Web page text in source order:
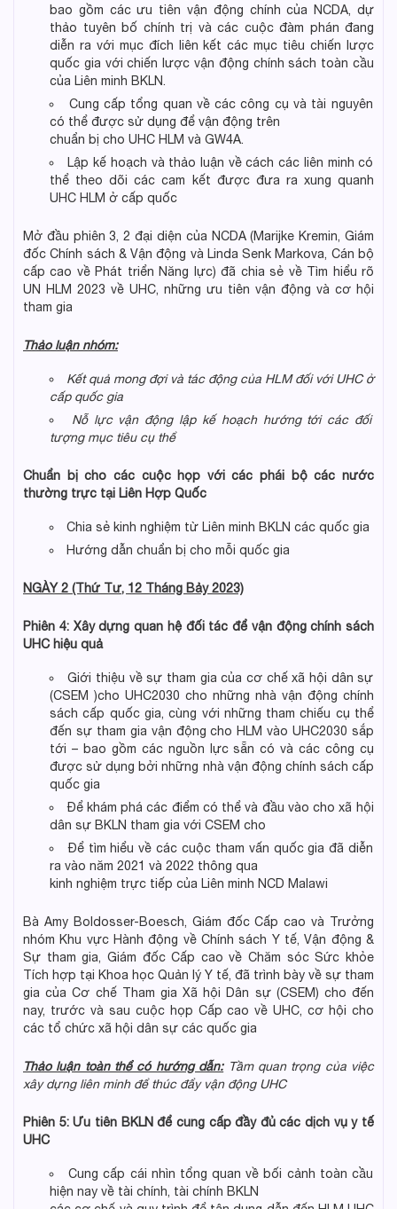
bao gồm các ưu tiên vận động chính của NCDA, dự
thảo tuyên bố chính trị và các cuộc đàm phán đang
diễn ra với mục đích liên kết các mục tiêu chiến lược
quốc gia với chiến lược vận động chính sách toàn cầu
của Liên minh BKLN.
Cung cấp tổng quan về các công cụ và tài nguyên
có thể được sử dụng để vận động trên
chuẩn bị cho UHC HLM và GW4A.
Lập kế hoạch và thảo luận về cách các liên minh có
thể theo dõi các cam kết được đưa ra xung quanh
UHC HLM ở cấp quốc
Mở đầu phiên 3, 2 đại diện của NCDA (Marijke Kremin, Giám
đốc Chính sách & Vận động và Linda Senk Markova, Cán bộ
cấp cao về Phát triển Năng lực) đã chia sẻ về Tìm hiểu rõ
UN HLM 2023 về UHC, những ưu tiên vận động và cơ hội
tham gia
Thảo luận nhóm:
Kếtquả mong đợi và tác động của HLM đối với UHC ở
cấp quốc gia
Nỗ lực vận độnglập kế hoạch hướng tới các đối
tượng mục tiêu cụ thể
Chuẩn bị cho các cuộc họp với các phái bộcácnước
thường trực tại Liên Hợp Quốc
Chia sẻ kinh nghiệm từ Liên minh BKLN các quốc gia
Hướng dẫn chuẩn bị cho mỗi quốc gia
NGÀY 2 (Thứ Tư, 12 Tháng Bảy 2023)
Phiên 4: Xây dựng quan hệ đối tác để vận động chính sách
UHC hiệu quả
Giới thiệu về sự tham gia của cơ chế xã hội dân sự
(CSEM )cho UHC2030 cho những nhà vận động chính
sách cấp quốc gia, cùng với những tham chiếu cụ thể
đến sự tham gia vận động cho HLM vào UHC2030 sắp
tới – bao gồm các nguồn lực sẵn có và các công cụ
được sử dụng bởi những nhà vận động chính sách cấp
quốc gia
Để khám phá các điểm có thể và đầu vào cho xã hội
dân sự BKLN tham gia với CSEM cho
Để tìm hiểu về các cuộc tham vấn quốc gia đã diễn
ra vào năm 2021 và 2022 thông qua
kinh nghiệm trực tiếp của Liên minh NCD Malawi
Bà Amy Boldosser-Boesch, Giám đốc Cấp cao và Trưởng
nhóm Khu vực Hành động về Chính sách Y tế, Vận động &
Sự tham gia, Giám đốc Cấp cao về Chăm sóc Sức khỏe
Tích hợp tại Khoa học Quản lý Y tế, đã trình bày về sự tham
gia của Cơ chế Tham gia Xã hội Dân sự (CSEM) cho đến
nay, trước và sau cuộc họp Cấp cao về UHC, cơ hội cho
các tổ chức xã hội dân sự các quốc gia
Thảo luận toàn thể có hướng dẫn: Tầm quan trọng của việc
xây dựng liên minh để thúc đẩy vận động UHC
Phiên 5: Ưu tiên BKLN để cung cấp đầy đủ các dịch vụ y tế
UHC
Cung cấp cái nhìn tổng quan về bối cảnh toàn cầu
hiện nay về tài chính, tài chính BKLN